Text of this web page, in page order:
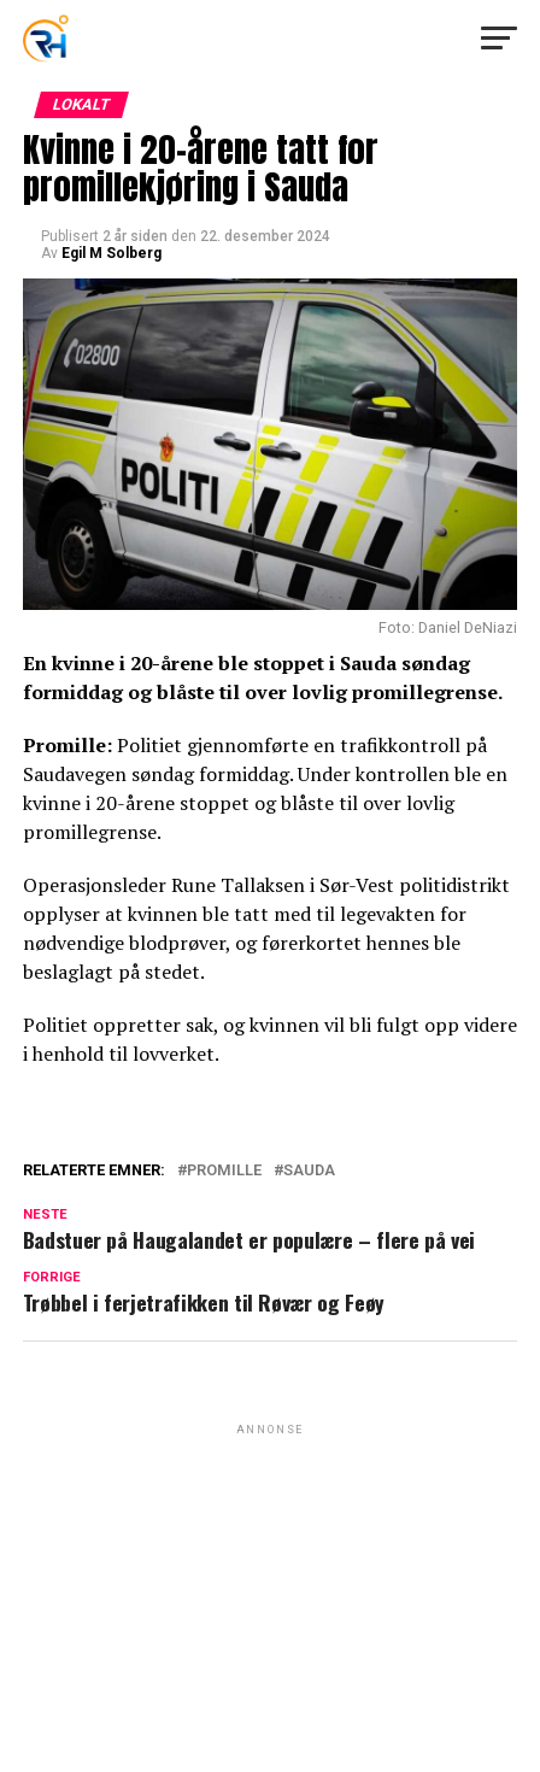
LOKALT
Kvinne i 20-årene tatt for
promillekjøring i Sauda
Publisert 2 år siden den 22. desember 2024
Av Egil M Solberg
Foto: Daniel DeNiazi
En kvinne i 20-årene ble stoppet i Sauda søndag
formiddag og blåste til over lovlig promillegrense.
Promille:Politiet gjennomførte en trafikkontroll på
Saudavegen søndag formiddag. Under kontrollen ble en
kvinne i 20-årene stoppet og blåste til over lovlig
promillegrense.
Operasjonsleder Rune Tallaksen i Sør-Vest politidistrikt
opplyser at kvinnen ble tatt med til legevakten for
nødvendige blodprøver, og førerkortet hennes ble
beslaglagt på stedet.
Politiet oppretter sak, og kvinnen vil bli fulgt opp videre
i henhold til lovverket.
RELATERTE EMNER: PROMILLE SAUDA
NESTE
Badstuer på Haugalandet er populære – flere på vei
FORRIGE
Trøbbel i ferjetrafikken til Røvær og Feøy
ANNONSE